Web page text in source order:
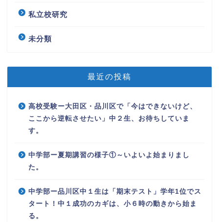
私立校研究
未分類
最近の投稿
高校受験ー大田区・品川区で「今はできないけど、
ここから逆転させたい」中２生、お待ちしていま
す。
中学部ー夏期講習の様子①～いよいよ始まりまし
た。
中学部ー品川区中１生は「期末テスト」学年1位でス
タート！中１成功のカギは、小６時の動きから始ま
る。